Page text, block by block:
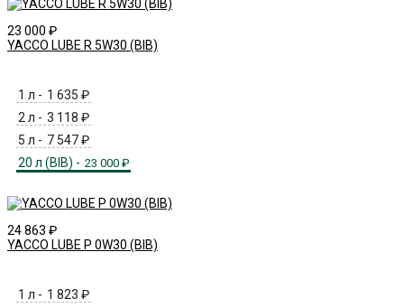
23 000 ₽
YACCO LUBE R 5W30 (BIB)
1 л - 1 635 ₽
2 л - 3 118 ₽
5 л - 7 547 ₽
20 л (BIB) - 23 000 ₽
24 863 ₽
YACCO LUBE P 0W30 (BIB)
1 л - 1 823 ₽